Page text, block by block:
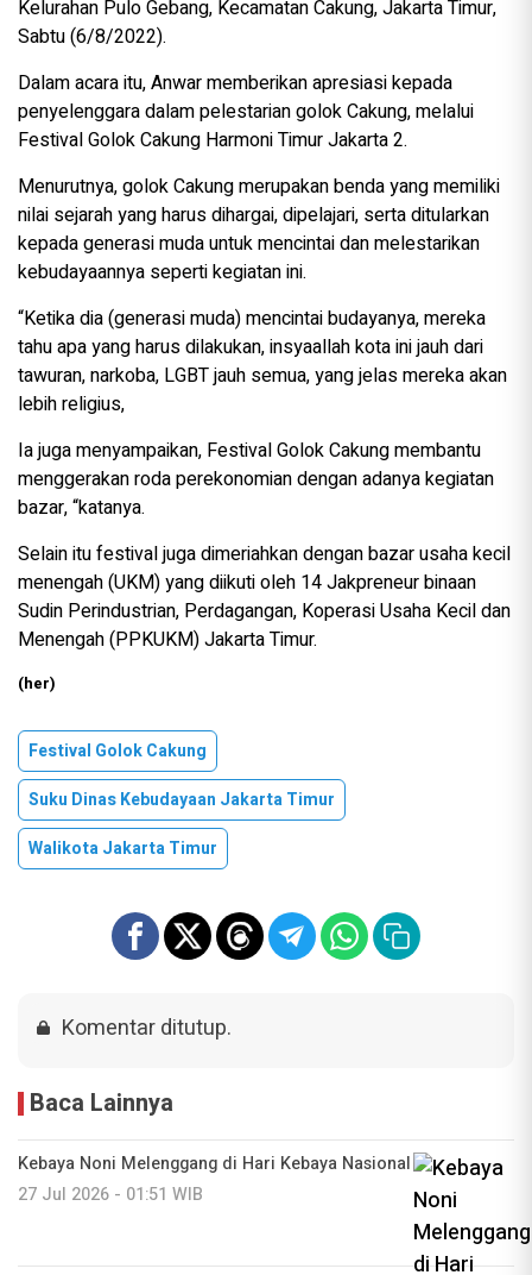
Kelurahan Pulo Gebang, Kecamatan Cakung, Jakarta Timur,
Sabtu (6/8/2022).
Dalam acara itu, Anwar memberikan apresiasi kepada
penyelenggara dalam pelestarian golok Cakung, melalui
Festival Golok Cakung Harmoni Timur Jakarta 2.
Menurutnya, golok Cakung merupakan benda yang memiliki
nilai sejarah yang harus dihargai, dipelajari, serta ditularkan
kepada generasi muda untuk mencintai dan melestarikan
kebudayaannya seperti kegiatan ini.
“Ketika dia (generasi muda) mencintai budayanya, mereka
tahu apa yang harus dilakukan, insyaallah kota ini jauh dari
tawuran, narkoba, LGBT jauh semua, yang jelas mereka akan
lebih religius,
Ia juga menyampaikan, Festival Golok Cakung membantu
menggerakan roda perekonomian dengan adanya kegiatan
bazar, “katanya.
Selain itu festival juga dimeriahkan dengan bazar usaha kecil
menengah (UKM) yang diikuti oleh 14 Jakpreneur binaan
Sudin Perindustrian, Perdagangan, Koperasi Usaha Kecil dan
Menengah (PPKUKM) Jakarta Timur.
(her)
Festival Golok Cakung
Suku Dinas Kebudayaan Jakarta Timur
Walikota Jakarta Timur
Komentar ditutup.
Baca Lainnya
Kebaya Noni Melenggang di Hari Kebaya Nasional
27 Jul 2026 - 01:51 WIB